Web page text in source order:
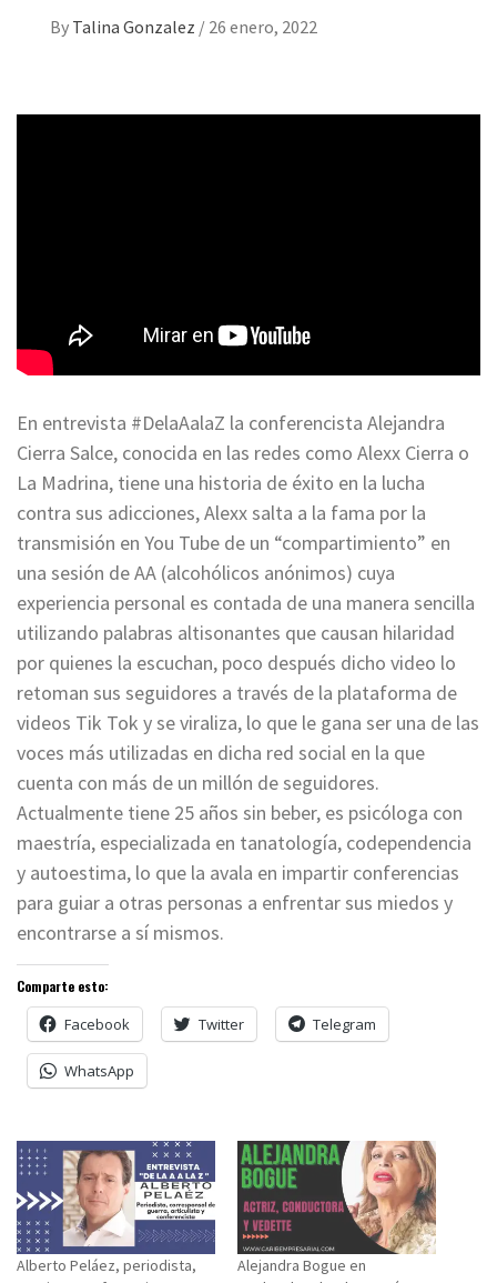
By Talina Gonzalez / 26 enero, 2022
En entrevista #DelaAalaZ la conferencista Alejandra
Cierra Salce, conocida en las redes como Alexx Cierra o
La Madrina, tiene una historia de éxito en la lucha
contra sus adicciones, Alexx salta a la fama por la
transmisión en You Tube de un “compartimiento” en
una sesión de AA (alcohólicos anónimos) cuya
experiencia personal es contada de una manera sencilla
utilizando palabras altisonantes que causan hilaridad
por quienes la escuchan, poco después dicho video lo
retoman sus seguidores a través de la plataforma de
videos Tik Tok y se viraliza, lo que le gana ser una de las
voces más utilizadas en dicha red social en la que
cuenta con más de un millón de seguidores.
Actualmente tiene 25 años sin beber, es psicóloga con
maestría, especializada en tanatología, codependencia
y autoestima, lo que la avala en impartir conferencias
para guiar a otras personas a enfrentar sus miedos y
encontrarse a sí mismos.
Comparte esto:
Facebook Twitter Telegram
WhatsApp
Alberto Peláez, periodista,
Alejandra Bogue en